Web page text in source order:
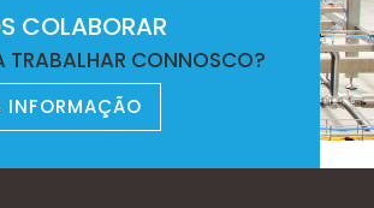
COLABORAR
TRABALHAR CONNOSCO?
INFORMAÇÃO